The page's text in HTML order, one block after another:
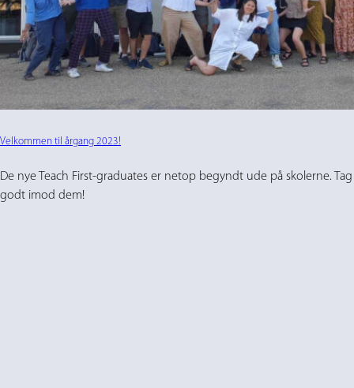
Velkommen til årgang 2023!
De nye Teach First-graduates er netop begyndt ude på skolerne. Tag
godt imod dem!